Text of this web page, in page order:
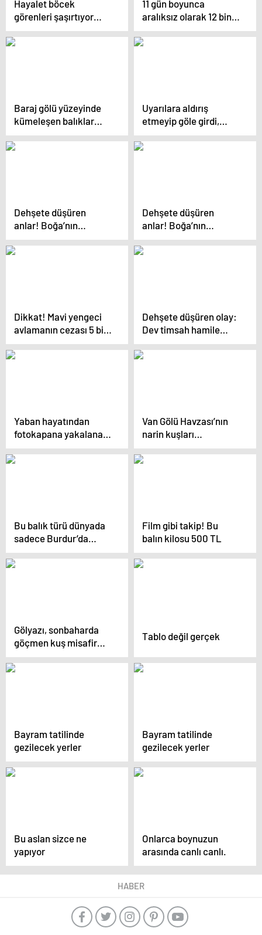
Hayalet böcek
görenleri şaşırtıyor…
11 gün boyunca
aralıksız olarak 12 bin
kilometre uçtu
Baraj gölü yüzeyinde
kümeleşen balıklar
şaşırttı
Uyarılara aldırış
etmeyip göle girdi,
timsaha yem oldu
Dehşete düşüren
anlar! Boğa’nın
gazabına uğradı…
Dehşete düşüren
anlar! Boğa’nın
gazabına uğradı…
Dikkat! Mavi yengeci
avlamanın cezası 5 bin
TL
Dehşete düşüren olay:
Dev timsah hamile
kadını yedi!
Yaban hayatından
fotokapana yakalanan
anlar hayrete düşürdü
Van Gölü Havzası’nın
narin kuşları
flamingolar
Bu balık türü dünyada
sadece Burdur’da
yaşıyor! Nesli
tükenmek üzere
Film gibi takip! Bu
balın kilosu 500 TL
Gölyazı, sonbaharda
göçmen kuş misafir
ediyor
Tablo değil gerçek
Bayram tatilinde
gezilecek yerler
Bayram tatilinde
gezilecek yerler
Bu aslan sizce ne
yapıyor
Onlarca boynuzun
arasında canlı canlı.
HABER